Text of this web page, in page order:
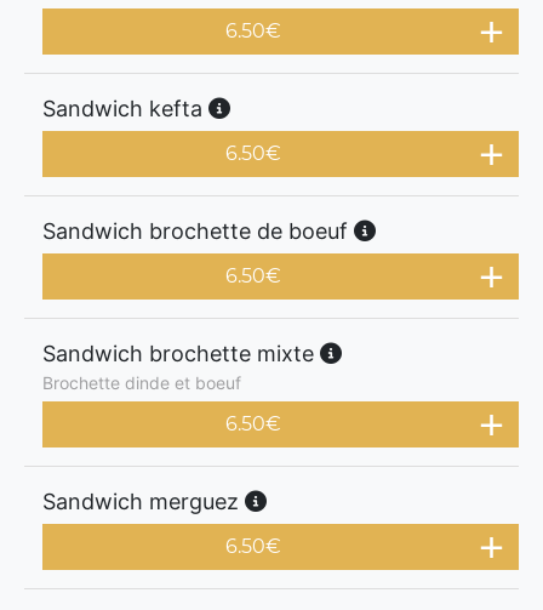
6.50€
Sandwich kefta
6.50€
Sandwich brochette de boeuf
6.50€
Sandwich brochette mixte
Brochette dinde et boeuf
6.50€
Sandwich merguez
6.50€